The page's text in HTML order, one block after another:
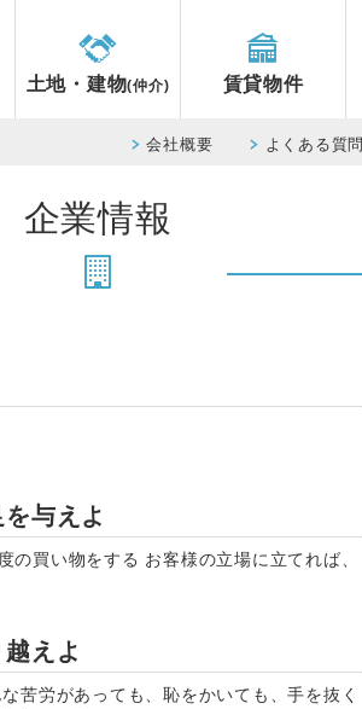
土地・建物(仲介) 賃貸物件
会社概要 よくある質問
企業情報
与えよ
買い物をする お客様の立場に立てれば、
えよ
苦労があっても、恥をかいても、手を抜く